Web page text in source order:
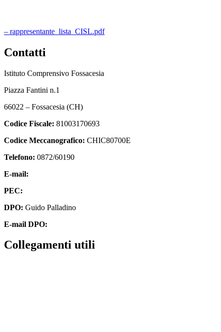
– rappresentante_lista_CISL.pdf
Contatti
Istituto Comprensivo Fossacesia
Piazza Fantini n.1
66022 – Fossacesia (CH)
Codice Fiscale: 81003170693
Codice Meccanografico: CHIC80700E
Telefono: 0872/60190
E-mail:
PEC:
DPO: Guido Palladino
E-mail DPO:
Collegamenti utili